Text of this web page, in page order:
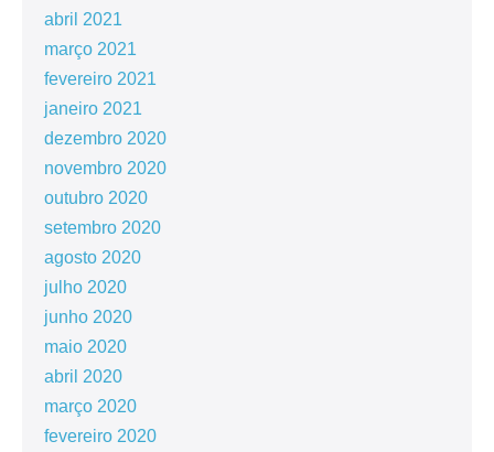
abril 2021
março 2021
fevereiro 2021
janeiro 2021
dezembro 2020
novembro 2020
outubro 2020
setembro 2020
agosto 2020
julho 2020
junho 2020
maio 2020
abril 2020
março 2020
fevereiro 2020